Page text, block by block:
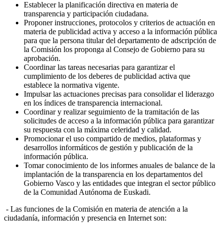
Establecer la planificación directiva en materia de
transparencia y participación ciudadana.
Proponer instrucciones, protocolos y criterios de actuación en
materia de publicidad activa y acceso a la información pública
para que la persona titular del departamento de adscripción de
la Comisión los proponga al Consejo de Gobierno para su
aprobación.
Coordinar las tareas necesarias para garantizar el
cumplimiento de los deberes de publicidad activa que
establece la normativa vigente.
Impulsar las actuaciones precisas para consolidar el liderazgo
en los índices de transparencia internacional.
Coordinar y realizar seguimiento de la tramitación de las
solicitudes de acceso a la información pública para garantizar
su respuesta con la máxima celeridad y calidad.
Promocionar el uso compartido de medios, plataformas y
desarrollos informáticos de gestión y publicación de la
información pública.
Tomar conocimiento de los informes anuales de balance de la
implantación de la transparencia en los departamentos del
Gobierno Vasco y las entidades que integran el sector público
de la Comunidad Autónoma de Euskadi.
- Las funciones de la Comisión en materia de atención a la
ciudadanía, información y presencia en Internet son: